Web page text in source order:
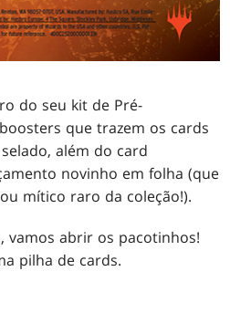
do seu kit de Pré-
que trazem os cards
além do card
novinho em folha (que
mítico raro da coleção!).
vamos abrir os pacotinhos!
pilha de cards.